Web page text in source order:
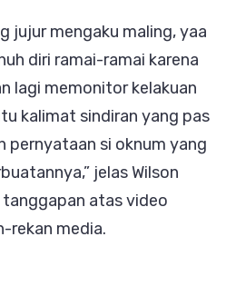
jujur mengaku maling, yaa
diri ramai-ramai karena
lagi memonitor kelakuan
kalimat sindiran yang pas
pernyataan si oknum yang
jelas Wilson
atas video
rekan media.